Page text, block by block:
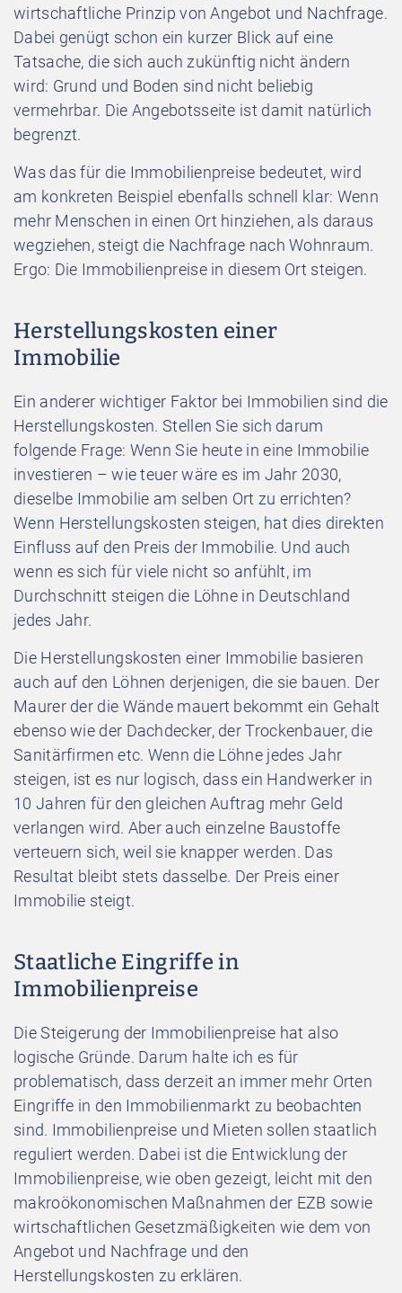
wirtschaftliche Prinzip von Angebot und Nachfrage.
Dabei genügt schon ein kurzer Blick auf eine
Tatsache, die sich auch zukünftig nicht ändern
wird: Grund und Boden sind nicht beliebig
vermehrbar. Die Angebotsseite ist damit natürlich
begrenzt.
Was das für die Immobilienpreise bedeutet, wird
am konkreten Beispiel ebenfalls schnell klar: Wenn
mehr Menschen in einen Ort hinziehen, als daraus
wegziehen, steigt die Nachfrage nach Wohnraum.
Ergo: Die Immobilienpreise in diesem Ort steigen.
Herstellungskosten einer
Immobilie
Ein anderer wichtiger Faktor bei Immobilien sind die
Herstellungskosten. Stellen Sie sich darum
folgende Frage: Wenn Sie heute in eine Immobilie
investieren – wie teuer wäre es im Jahr 2030,
dieselbe Immobilie am selben Ort zu errichten?
Wenn Herstellungskosten steigen, hat dies direkten
Einfluss auf den Preis der Immobilie. Und auch
wenn es sich für viele nicht so anfühlt, im
Durchschnitt steigen die Löhne in Deutschland
jedes Jahr.
Die Herstellungskosten einer Immobilie basieren
auch auf den Löhnen derjenigen, die sie bauen. Der
Maurer der die Wände mauert bekommt ein Gehalt
ebenso wie der Dachdecker, der Trockenbauer, die
Sanitärfirmen etc. Wenn die Löhne jedes Jahr
steigen, ist es nur logisch, dass ein Handwerker in
10 Jahren für den gleichen Auftrag mehr Geld
verlangen wird. Aber auch einzelne Baustoffe
verteuern sich, weil sie knapper werden. Das
Resultat bleibt stets dasselbe. Der Preis einer
Immobilie steigt.
Staatliche Eingriffe in
Immobilienpreise
Die Steigerung der Immobilienpreise hat also
logische Gründe. Darum halte ich es für
problematisch, dass derzeit an immer mehr Orten
Eingriffe in den Immobilienmarkt zu beobachten
sind. Immobilienpreise und Mieten sollen staatlich
reguliert werden. Dabei ist die Entwicklung der
Immobilienpreise, wie oben gezeigt, leicht mit den
makroökonomischen Maßnahmen der EZB sowie
wirtschaftlichen Gesetzmäßigkeiten wie dem von
Angebot und Nachfrage und den
Herstellungskosten zu erklären.